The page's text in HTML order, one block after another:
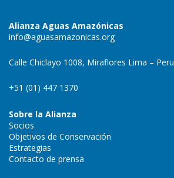
Alianza Aguas Amazónicas
info@aguasamazonicas.org
Calle Chiclayo 1008, Miraflores Lima – Peru
+51 (01) 447 1370
Sobre la Alianza
Socios
Objetivos de Conservación
Estrategias
Contacto de prensa